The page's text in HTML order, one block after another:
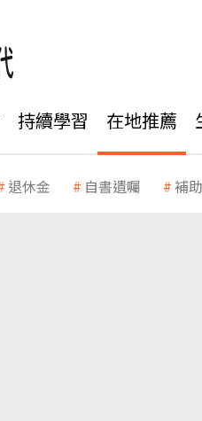
持續學習 在地推薦
退休金 自書遺囑 補助